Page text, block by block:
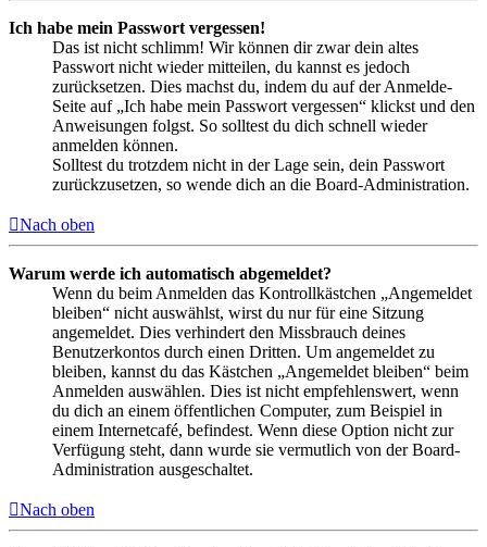
Ich habe mein Passwort vergessen!
Das ist nicht schlimm! Wir können dir zwar dein altes
Passwort nicht wieder mitteilen, du kannst es jedoch
zurücksetzen. Dies machst du, indem du auf der Anmelde-
Seite auf „Ich habe mein Passwort vergessen“ klickst und den
Anweisungen folgst. So solltest du dich schnell wieder
anmelden können.
Solltest du trotzdem nicht in der Lage sein, dein Passwort
zurückzusetzen, so wende dich an die Board-Administration.
Nach oben
Warum werde ich automatisch abgemeldet?
Wenn du beim Anmelden das Kontrollkästchen „Angemeldet
bleiben“ nicht auswählst, wirst du nur für eine Sitzung
angemeldet. Dies verhindert den Missbrauch deines
Benutzerkontos durch einen Dritten. Um angemeldet zu
bleiben, kannst du das Kästchen „Angemeldet bleiben“ beim
Anmelden auswählen. Dies ist nicht empfehlenswert, wenn
du dich an einem öffentlichen Computer, zum Beispiel in
einem Internetcafé, befindest. Wenn diese Option nicht zur
Verfügung steht, dann wurde sie vermutlich von der Board-
Administration ausgeschaltet.
Nach oben